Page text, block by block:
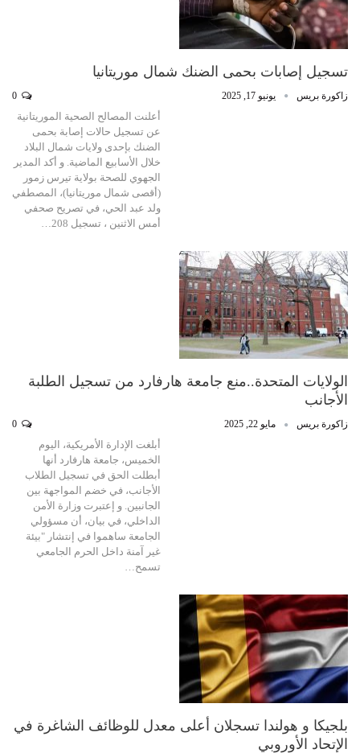
تسجيل إصابات بحمى الضنك شمال موريتانيا
زاكورة بريس يونيو 17, 2025
أعلنت المصالح الصحية الموريتانية
عن تسجيل حالات إصابة بحمى
الضنك بإحدى ولايات شمال البلاد
خلال الأسابيع الماضية. و أكد المدير
الجهوي للصحة بولاية تيرس زمور
(أقصى شمال موريتانيا)، المصطفي
ولد عبد الحي، في تصريح صحفي
أمس الاثنين ، تسجيل 208…
الولايات المتحدة..منع جامعة هارفارد من تسجيل الطلبة
الأجانب
زاكورة بريس مايو 22, 2025
أبلغت الإدارة الأمريكية، اليوم
الخميس، جامعة هارفارد أنها
أبطلت الحق في تسجيل الطلاب
الأجانب، في خضم المواجهة بين
الجانبين. و إعتبرت وزارة الأمن
الداخلي، في بيان، أن مسؤولي
الجامعة ساهموا في إنتشار "بيئة
غير آمنة داخل الحرم الجامعي
تسمح…
بلجيكا و هولندا تسجلان أعلى معدل للوظائف الشاغرة في
الإتحاد الأوروبي